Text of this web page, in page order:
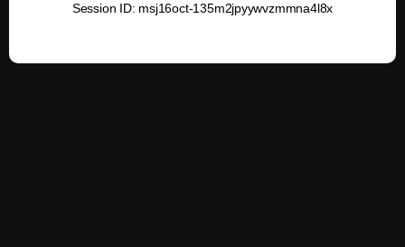
Session ID: msj16oct-135m2jpyywvzmmna4l8x